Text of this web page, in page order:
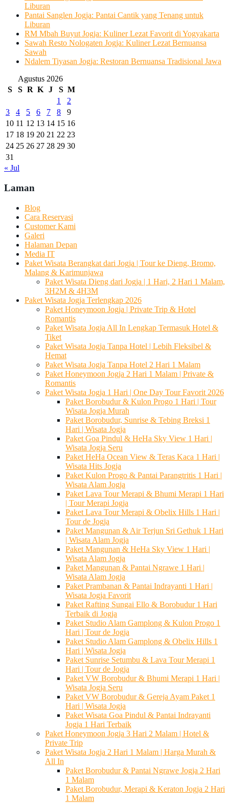
Liburan
Pantai Sanglen Jogja: Pantai Cantik yang Tenang untuk
Liburan
RM Mbah Buyut Jogja: Kuliner Lezat Favorit di Yogyakarta
Sawah Resto Nologaten Jogja: Kuliner Lezat Bernuansa
Sawah
Ndalem Tiyasan Jogja: Restoran Bernuansa Tradisional Jawa
Agustus 2026
S
S R K J S M
1
2
3
4 5 6 7 8
9
10 11 12 13 14 15 16
17 18 19 20 21 22 23
24 25 26 27 28 29 30
31
« Jul
Laman
Blog
Cara Reservasi
Customer Kami
Galeri
Halaman Depan
Media IT
Paket Wisata Berangkat dari Jogja | Tour ke Dieng, Bromo,
Malang & Karimunjawa
Paket Wisata Dieng dari Jogja | 1 Hari, 2 Hari 1 Malam,
3H2M & 4H3M
Paket Wisata Jogja Terlengkap 2026
Paket Honeymoon Jogja | Private Trip & Hotel
Romantis
Paket Wisata Jogja All In Lengkap Termasuk Hotel &
Tiket
Paket Wisata Jogja Tanpa Hotel | Lebih Fleksibel &
Hemat
Paket Wisata Jogja Tanpa Hotel 2 Hari 1 Malam
Paket Honeymoon Jogja 2 Hari 1 Malam | Private &
Romantis
Paket Wisata Jogja 1 Hari | One Day Tour Favorit 2026
Paket Borobudur & Kulon Progo 1 Hari | Tour
Wisata Jogja Murah
Paket Borobudur, Sunrise & Tebing Breksi 1
Hari | Wisata Jogja
Paket Goa Pindul & HeHa Sky View 1 Hari |
Wisata Jogja Seru
Paket HeHa Ocean View & Teras Kaca 1 Hari |
Wisata Hits Jogja
Paket Kulon Progo & Pantai Parangtritis 1 Hari |
Wisata Alam Jogja
Paket Lava Tour Merapi & Bhumi Merapi 1 Hari
| Tour Merapi Jogja
Paket Lava Tour Merapi & Obelix Hills 1 Hari |
Tour de Jogja
Paket Mangunan & Air Terjun Sri Gethuk 1 Hari
| Wisata Alam Jogja
Paket Mangunan & HeHa Sky View 1 Hari |
Wisata Alam Jogja
Paket Mangunan & Pantai Ngrawe 1 Hari |
Wisata Alam Jogja
Paket Prambanan & Pantai Indrayanti 1 Hari |
Wisata Jogja Favorit
Paket Rafting Sungai Ello & Borobudur 1 Hari
Terbaik di Jogja
Paket Studio Alam Gamplong & Kulon Progo 1
Hari | Tour de Jogja
Paket Studio Alam Gamplong & Obelix Hills 1
Hari | Wisata Jogja
Paket Sunrise Setumbu & Lava Tour Merapi 1
Hari | Tour de Jogja
Paket VW Borobudur & Bhumi Merapi 1 Hari |
Wisata Jogja Seru
Paket VW Borobudur & Gereja Ayam Paket 1
Hari | Wisata Jogja
Paket Wisata Goa Pindul & Pantai Indrayanti
Jogja 1 Hari Terbaik
Paket Honeymoon Jogja 3 Hari 2 Malam | Hotel &
Private Trip
Paket Wisata Jogja 2 Hari 1 Malam | Harga Murah &
All In
Paket Borobudur & Pantai Ngrawe Jogja 2 Hari
1 Malam
Paket Borobudur, Merapi & Keraton Jogja 2 Hari
1 Malam